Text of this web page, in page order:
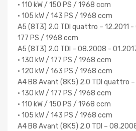
• 110 kW / 150 PS / 1968 ccm
• 105 kW / 143 PS / 1968 ccm
A5 (8T3) 2.0 TDI quattro – 12.2011
177 PS / 1968 ccm
A5 (8T3) 2.0 TDI – 08.2008 -
• 130 kW / 177 PS / 1968 ccm
• 120 kW / 163 PS / 1968 ccm
A4 B8 Avant (8K5) 2.0 TDI quattro –
• 130 kW / 177 PS / 1968 ccm
• 110 kW / 150 PS / 1968 ccm
• 105 kW / 143 PS / 1968 ccm
A4 B8 Avant (8K5) 2.0 TDI –